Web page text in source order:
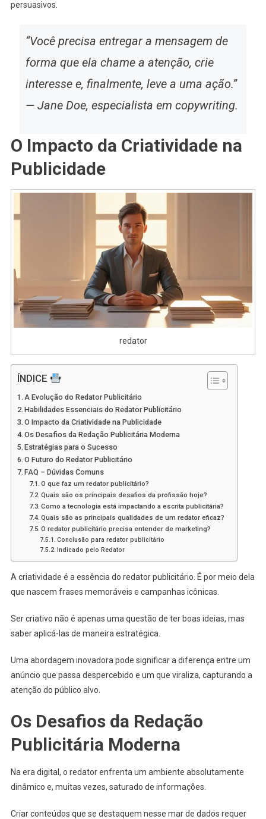
persuasivos.
“Você precisa entregar a mensagem de
forma que ela chame a atenção, crie
interesse e, finalmente, leve a uma ação.”
— Jane Doe, especialista em copywriting.
O Impacto da Criatividade na
Publicidade
redator
ÍNDICE
A Evolução do Redator Publicitário
Habilidades Essenciais do Redator Publicitário
O Impacto da Criatividade na Publicidade
Os Desafios da Redação Publicitária Moderna
Estratégias para o Sucesso
O Futuro do Redator Publicitário
FAQ – Dúvidas Comuns
O que faz um redator publicitário?
Quais são os principais desafios da profissão hoje?
Como a tecnologia está impactando a escrita publicitária?
Quais são as principais qualidades de um redator eficaz?
O redator publicitário precisa entender de marketing?
Conclusão para redator publicitário
Indicado pelo Redator
A criatividade é a essência do redator publicitário. É por meio dela
que nascem frases memoráveis e campanhas icônicas.
Ser criativo não é apenas uma questão de ter boas ideias, mas
saber aplicá-las de maneira estratégica.
Uma abordagem inovadora pode significar a diferença entre um
anúncio que passa despercebido e um que viraliza, capturando a
atenção do público alvo.
Os Desafios da Redação
Publicitária Moderna
Na era digital, o redator enfrenta um ambiente absolutamente
dinâmico e, muitas vezes, saturado de informações.
Criar conteúdos que se destaquem nesse mar de dados requer